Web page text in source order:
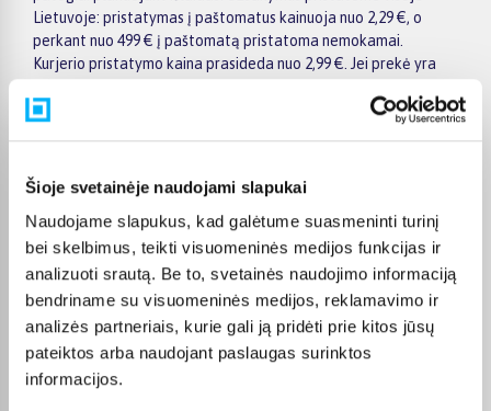
Šioje svetainėje naudojami slapukai
Naudojame slapukus, kad galėtume suasmeninti turinį
bei skelbimus, teikti visuomeninės medijos funkcijas ir
analizuoti srautą. Be to, svetainės naudojimo informaciją
bendriname su visuomeninės medijos, reklamavimo ir
analizės partneriais, kurie gali ją pridėti prie kitos jūsų
pateiktos arba naudojant paslaugas surinktos
informacijos.
Lietuvoje: pristatymas į paštomatus kainuoja nuo 2,29 €, o
perkant nuo 499 € į paštomatą pristatoma nemokamai.
Kurjerio pristatymo kaina prasideda nuo 2,99 €. Jei prekė yra
terminą visada rasite konkrečios prekės puslapyje.
pristatymą į paštomatą, kurjeriu arba atsiėmimą BIGBOX.LT
biure Kaune.
Pirkėjų atsiliepimai apie prekes